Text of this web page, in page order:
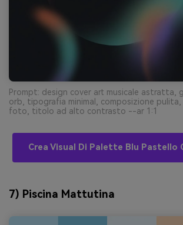
Prompt: design cover art musicale astratta,
orb, tipografia minimal, composizione
foto, titolo ad alto contrasto --ar 1:1
Crea Visual Di Palette Blu Pastello
7) Piscina Mattutina